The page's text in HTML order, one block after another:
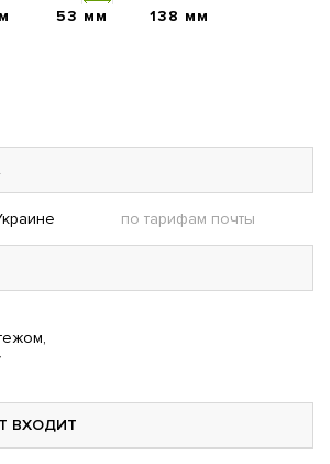
53 мм 138 мм
по тарифам почты
ВХОДИТ